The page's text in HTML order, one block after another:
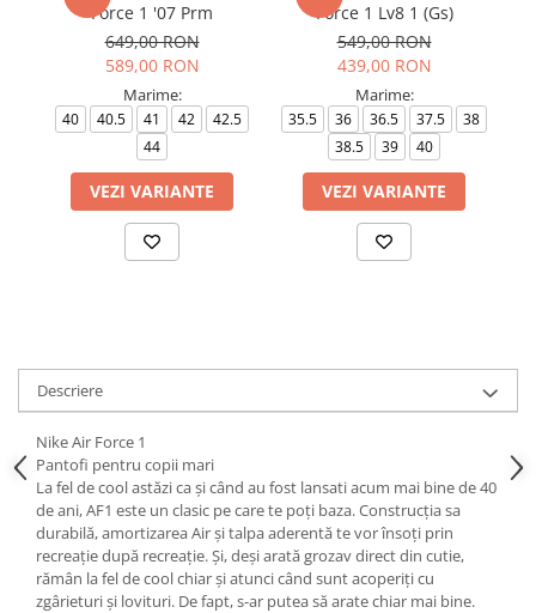
Force 1 '07 Prm
649,00 RON
589,00 RON
Marime:
40 40.5 41 42
42.5
44
VEZI VARIANTE
Force 1 Lv8 1 (Gs)
549,00 RON
439,00 RON
Marime:
35.5 36 36.5 37.5
38
38.5
39 40
VEZI VARIANTE
Descriere
Nike Air Force 1
Pantofi pentru copii mari
La fel de cool astăzi ca și când au fost lansati acum mai bine de 40
de ani, AF1 este un clasic pe care te poți baza. Construcția sa
durabilă, amortizarea Air și talpa aderentă te vor însoți prin
recreație după recreație. Și, deși arată grozav direct din cutie,
rămân la fel de cool chiar și atunci când sunt acoperiți cu
zgârieturi și lovituri. De fapt, s-ar putea să arate chiar mai bine.